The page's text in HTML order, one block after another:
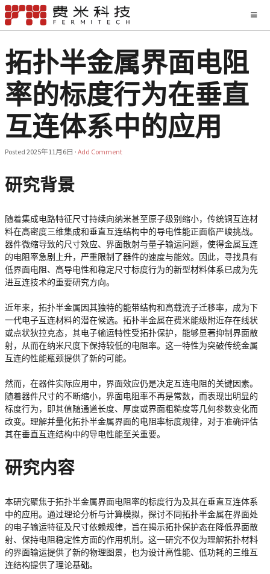
拓扑半金属界面电阻
率的标度行为在垂直
互连体系中的应用
Posted 2025年11月6日 · Add Comment
研究背景
随着集成电路特征尺寸持续向纳米甚至原子级别缩小，传统铜互连材
料在高密度三维集成和垂直互连结构中的导电性能正面临严峻挑战。
器件微缩导致的尺寸效应、界面散射与量子输运问题，使得金属互连
的电阻率急剧上升，严重限制了器件的速度与能效。因此，寻找具有
低界面电阻、高导电性和稳定尺寸标度行为的新型材料体系已成为先
进互连技术的重要研究方向。
近年来，拓扑半金属因其独特的能带结构和高载流子迁移率，成为下
一代电子互连材料的潜在候选。拓扑半金属在费米能级附近存在线状
或点状狄拉克态，其电子输运特性受拓扑保护，能够显著抑制界面散
射，从而在纳米尺度下保持较低的电阻率。这一特性为突破传统金属
互连的性能瓶颈提供了新的可能。
然而，在器件实际应用中，界面效应仍是决定互连电阻的关键因素。
随着器件尺寸的不断缩小，界面电阻率不再是常数，而表现出明显的
标度行为，即其值随通道长度、厚度或界面粗糙度等几何参数变化而
改变。理解并量化拓扑半金属界面的电阻率标度规律，对于准确评估
其在垂直互连结构中的导电性能至关重要。
研究内容
本研究聚焦于拓扑半金属界面电阻率的标度行为及其在垂直互连体系
中的应用。通过理论分析与计算模拟，探讨不同拓扑半金属在界面处
的电子输运特征及尺寸依赖规律，旨在揭示拓扑保护态在降低界面散
射、保持电阻稳定性方面的作用机制。这一研究不仅为理解拓扑材料
的界面输运提供了新的物理图景，也为设计高性能、低功耗的三维互
连结构提供了理论基础。